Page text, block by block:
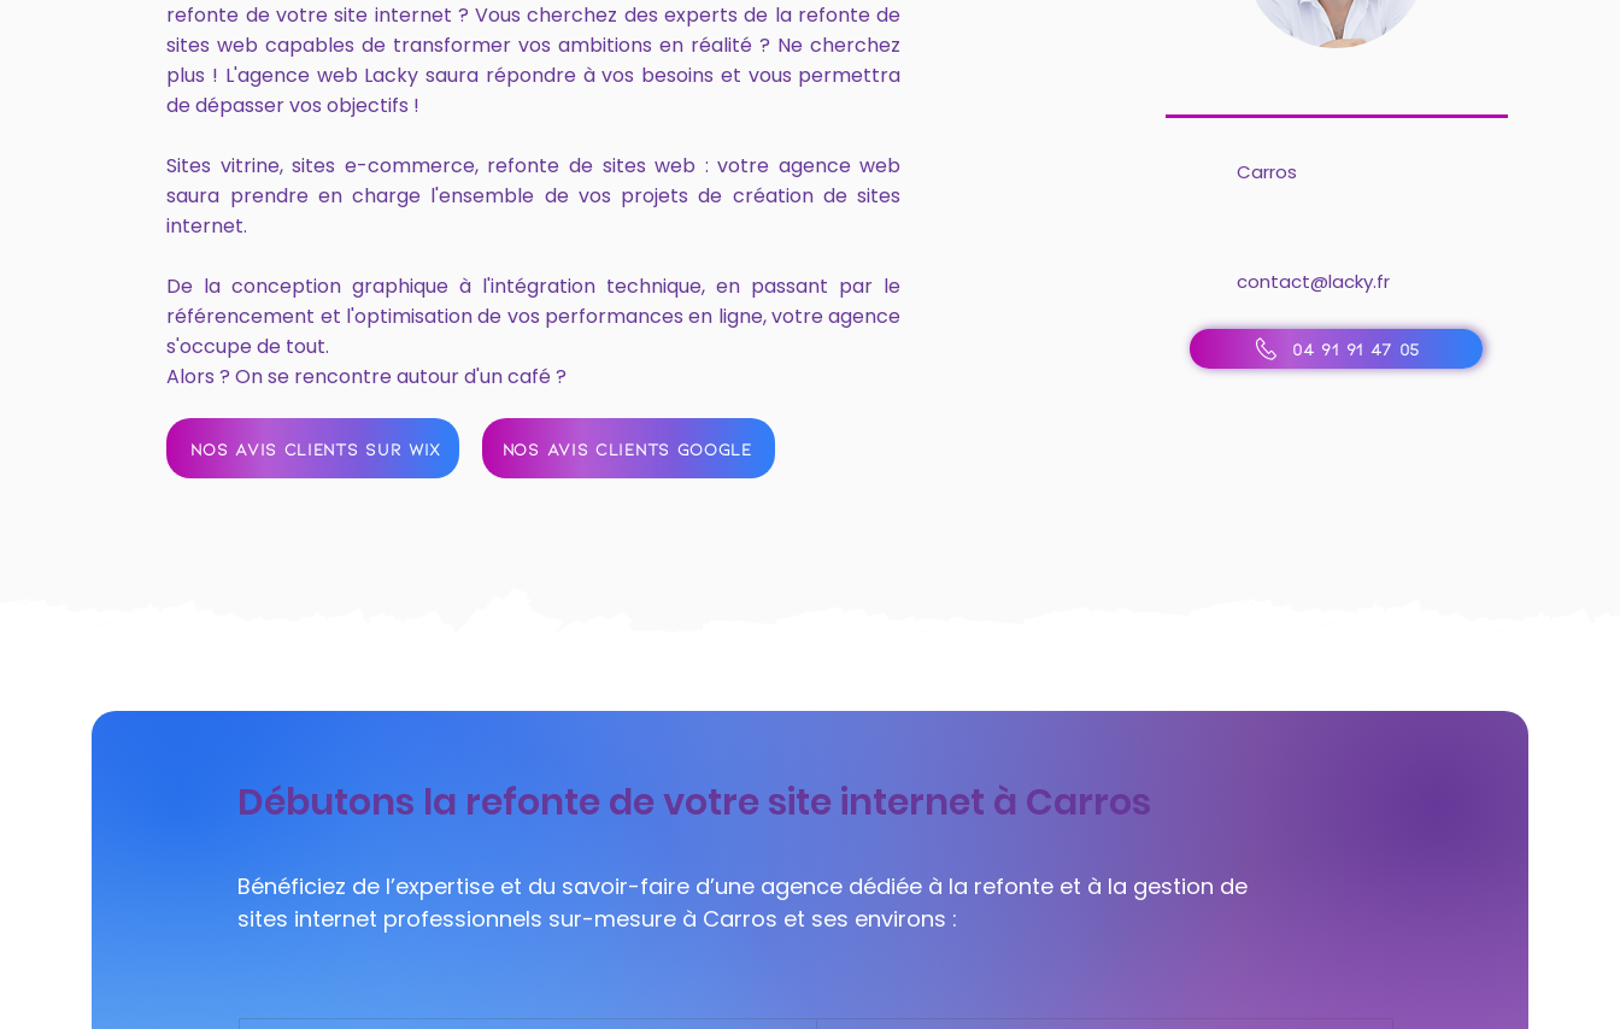
refonte de votre site internet ? Vous cherchez des experts de la refonte de
sites web capables de transformer vos ambitions en réalité ? Ne cherchez
plus ! L'agence web Lacky saura répondre à vos besoins et vous permettra
de dépasser vos objectifs !
Sites vitrine, sites e-commerce, refonte de sites web : votre agence web
saura prendre en charge l'ensemble de vos projets de création de sites
internet.
De la conception graphique à l'intégration technique, en passant par le
référencement et l'optimisation de vos performances en ligne, votre agence
s'occupe de tout.
Alors ? On se rencontre autour d'un café ?
NOS AVIS CLIENTS SUR WIX NOS AVIS CLIENTS GOOGLE
Carros
contact@lacky.fr
04 91 91 47 05
Débutons la refonte de votre site internet à Carros
Bénéficiez de l’expertise et du savoir-faire d’une agence dédiée à la refonte et à la gestion de
sites internet professionnels sur-mesure à Carros et ses environs :